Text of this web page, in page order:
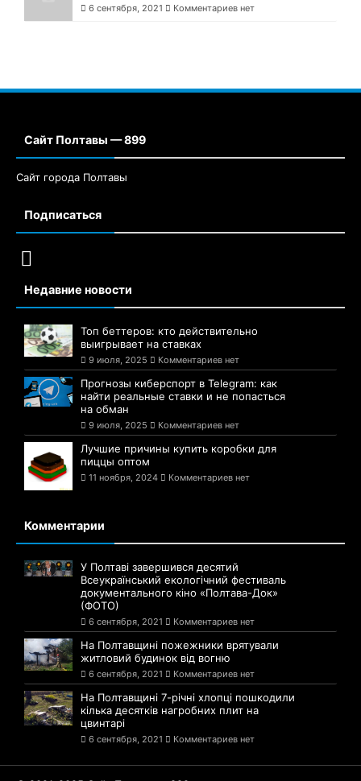
6 сентября, 2021 Комментариев нет
Сайт Полтавы — 899
Сайт города Полтавы
Подписаться
Недавние новости
Топ беттеров: кто действительно
выигрывает на ставках
9 июля, 2025 Комментариев нет
Прогнозы киберспорт в Telegram: как
найти реальные ставки и не попасться
на обман
9 июля, 2025 Комментариев нет
Лучшие причины купить коробки для
пиццы оптом
11 ноября, 2024 Комментариев нет
Комментарии
У Полтаві завершився десятий
Всеукраїнський екологічний фестиваль
документального кіно «Полтава-Док»
(ФОТО)
6 сентября, 2021 Комментариев нет
На Полтавщині пожежники врятували
житловий будинок від вогню
6 сентября, 2021 Комментариев нет
На Полтавщині 7-річні хлопці пошкодили
кілька десятків нагробних плит на
цвинтарі
6 сентября, 2021 Комментариев нет